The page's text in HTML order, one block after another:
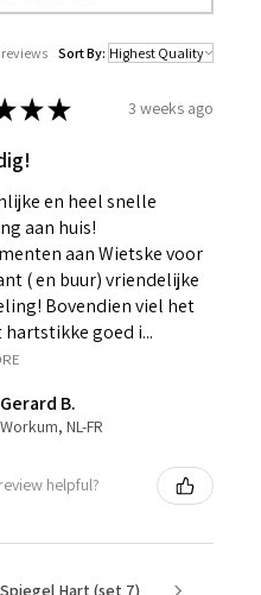
reviews Sort By:
★★ 3 weeks ago
en heel snelle
aan huis!
aan Wietske voor
( en buur) vriendelijke
Bovendien viel het
goed i...
Gerard B.
Workum, NL-FR
helpful?
Spiegel Hart (set 7)